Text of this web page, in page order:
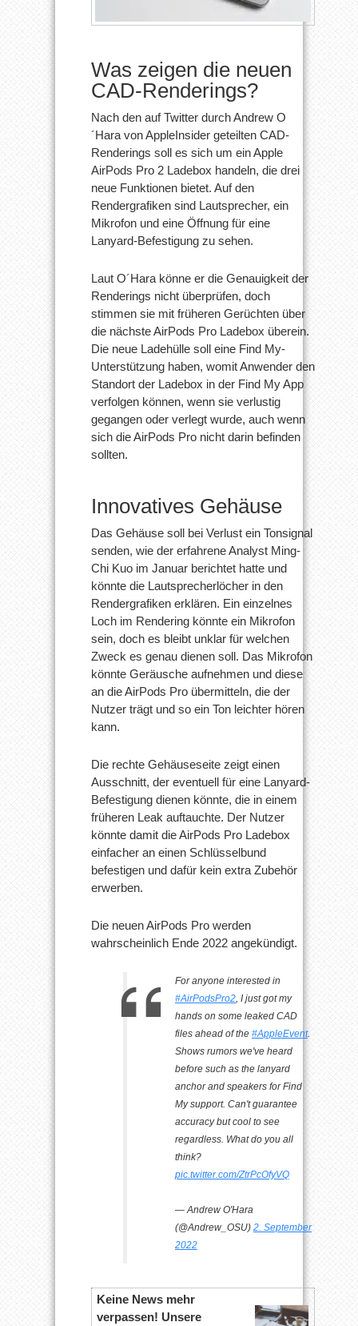
Was zeigen die neuen
CAD-Renderings?
Nach den auf Twitter durch Andrew O
´Hara von AppleInsider geteilten CAD-
Renderings soll es sich um ein Apple
AirPods Pro 2 Ladebox handeln, die drei
neue Funktionen bietet. Auf den
Rendergrafiken sind Lautsprecher, ein
Mikrofon und eine Öffnung für eine
Lanyard-Befestigung zu sehen.
Laut O´Hara könne er die Genauigkeit der
Renderings nicht überprüfen, doch
stimmen sie mit früheren Gerüchten über
die nächste AirPods Pro Ladebox überein.
Die neue Ladehülle soll eine Find My-
Unterstützung haben, womit Anwender den
Standort der Ladebox in der Find My App
verfolgen können, wenn sie verlustig
gegangen oder verlegt wurde, auch wenn
sich die AirPods Pro nicht darin befinden
sollten.
Innovatives Gehäuse
Das Gehäuse soll bei Verlust ein Tonsignal
senden, wie der erfahrene Analyst Ming-
Chi Kuo im Januar berichtet hatte und
könnte die Lautsprecherlöcher in den
Rendergrafiken erklären. Ein einzelnes
Loch im Rendering könnte ein Mikrofon
sein, doch es bleibt unklar für welchen
Zweck es genau dienen soll. Das Mikrofon
könnte Geräusche aufnehmen und diese
an die AirPods Pro übermitteln, die der
Nutzer trägt und so ein Ton leichter hören
kann.
Die rechte Gehäuseseite zeigt einen
Ausschnitt, der eventuell für eine Lanyard-
Befestigung dienen könnte, die in einem
früheren Leak auftauchte. Der Nutzer
könnte damit die AirPods Pro Ladebox
einfacher an einen Schlüsselbund
befestigen und dafür kein extra Zubehör
erwerben.
Die neuen AirPods Pro werden
wahrscheinlich Ende 2022 angekündigt.
For anyone interested in
#AirPodsPro2, I just got my
hands on some leaked CAD
files ahead of the #AppleEvent.
Shows rumors we've heard
before such as the lanyard
anchor and speakers for Find
My support. Can't guarantee
accuracy but cool to see
regardless. What do you all
think?
pic.twitter.com/ZtrPcOfyVQ
— Andrew O'Hara
(@Andrew_OSU) 2. September
2022
Keine News mehr
verpassen! Unsere